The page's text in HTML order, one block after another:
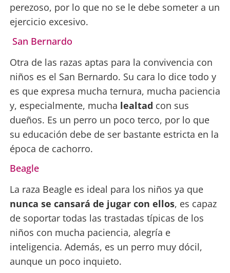
perezoso, por lo que no se le debe someter a un
ejercicio excesivo.
San Bernardo
Otra de las razas aptas para la convivencia con
niños es el San Bernardo. Su cara lo dice todo y
es que expresa mucha ternura, mucha paciencia
y, especialmente, mucha lealtad con sus
dueños. Es un perro un poco terco, por lo que
su educación debe de ser bastante estricta en la
época de cachorro.
Beagle
La raza Beagle es ideal para los niños ya que
nunca se cansará de jugar con ellos, es capaz
de soportar todas las trastadas típicas de los
niños con mucha paciencia, alegría e
inteligencia. Además, es un perro muy dócil,
aunque un poco inquieto.